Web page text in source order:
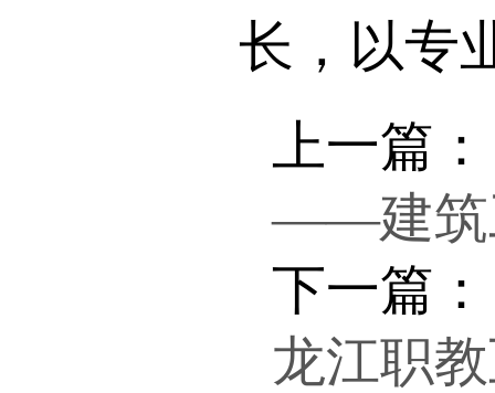
长，以专
上一篇：
——建筑
下一篇：
龙江职